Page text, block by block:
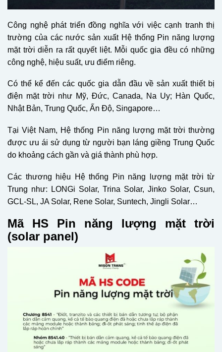
Công nghệ phát triển đồng nghĩa với việc cạnh tranh thị
trường của các nước sản xuất Hệ thống Pin năng lượng
mặt trời diễn ra rất quyết liệt. Mỗi quốc gia đều có những
công nghệ, hiệu suất, ưu điểm riêng.
Có thể kể đến các quốc gia dẫn đầu về sản xuất thiết bị
điện mặt trời như Mỹ, Đức, Canada, Na Uy; Hàn Quốc,
Nhật Bản, Trung Quốc, Ấn Độ, Singapore…
Tại Việt Nam, Hệ thống Pin năng lượng mặt trời thường
được ưu ái sử dụng từ người bạn láng giềng Trung Quốc
do khoảng cách gần và giá thành phù hợp.
Các thương hiệu Hệ thống Pin năng lượng mặt trời từ
Trung như: LONGi Solar, Trina Solar, Jinko Solar, Csun,
GCL-SL, JA Solar, Rene Solar, Suntech, Jingli Solar…
Mã HS Pin năng lượng mặt trời
(solar panel)